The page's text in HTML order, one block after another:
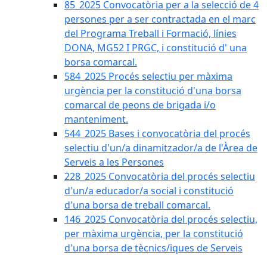
85_2025 Convocatòria per a la selecció de 4
persones per a ser contractada en el marc
del Programa Treball i Formació, línies
DONA, MG52 I PRGC, i constitució d' una
borsa comarcal.
584_2025 Procés selectiu per màxima
urgència per la constitució d'una borsa
comarcal de peons de brigada i/o
manteniment.
544_2025 Bases i convocatòria del procés
selectiu d'un/a dinamitzador/a de l'Àrea de
Serveis a les Persones
228_2025 Convocatòria del procés selectiu
d'un/a educador/a social i constitució
d'una borsa de treball comarcal.
146_2025 Convocatòria del procés selectiu,
per màxima urgència, per la constitució
d'una borsa de tècnics/iques de Serveis